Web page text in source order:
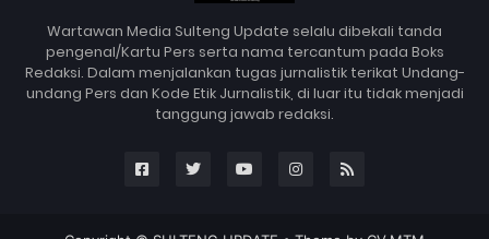
Wartawan Media Sulteng Update selalu dibekali tanda
pengenal/Kartu Pers serta nama tercantum pada Boks
Redaksi. Dalam menjalankan tugas jurnalistik terikat Undang-
undang Pers dan Kode Etik Jurnalistik, di luar itu tidak menjadi
tanggung jawab redaksi.